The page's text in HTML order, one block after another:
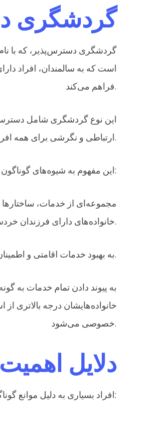
گردشگری
گردشگری دسترس‌پذیر، که با
است که به سالمندان، افراد
فراهم می‌کند.
این نوع گردشگری شامل
ارتباطی و نگرشی برای همه افراد جامعه است.
این مفهوم به شیوه‌های گوناگون تعریف می‌شود:
مجموعه‌ای از خدمات، ساختارها
خانواده‌های دارای فرزندان خردسال و غیره، اجازه می‌دهد تا از تعطیلات و اوقات فراغت و سفر خود بدون مانع یا مشکل لذت ببرند.
به بهبود خدمات اقامتی و اطمینان از دسترسی به امکانات اقامتی، خدمات حمل و نقل و جابجایی، خدمات رستوران و خدمات تفریحی و سرگرمی اشاره دارد.
به پیوند دادن تمام خدمات به
خانواده‌هایشان درجه بالاتری
خصوصی می‌شود.
دلایل
افراد بسیاری به دلیل موانع گوناگون قادر به سفر نیستند: